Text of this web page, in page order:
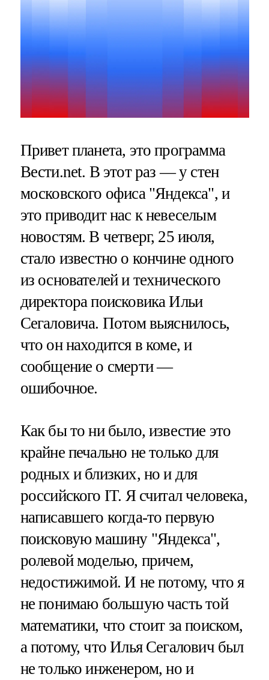
Привет планета, это программа
Вести.net. В этот раз — у стен
московского офиса "Яндекса", и
это приводит нас к невеселым
новостям. В четверг, 25 июля,
стало известно о кончине одного
из основателей и технического
директора поисковика Ильи
Сегаловича. Потом выяснилось,
что он находится в коме, и
сообщение о смерти —
ошибочное.
Как бы то ни было, известие это
крайне печально не только для
родных и близких, но и для
российского IT. Я считал человека,
написавшего когда-то первую
поисковую машину "Яндекса",
ролевой моделью, причем,
недостижимой. И не потому, что я
не понимаю большую часть той
математики, что стоит за поиском,
а потому, что Илья Сегалович был
не только инженером, но и